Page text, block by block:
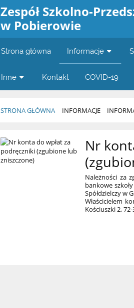
Zespół Szkolno-
w Pobierowie
Strona główna Informacje
Inne Kontakt COVID-19
STRONA GŁÓWNA INFORMACJE
Ogłoszenia
Nr
Należności za
bankowe
Spółdzielczy w
Właścicielem
Kościuszki 2,